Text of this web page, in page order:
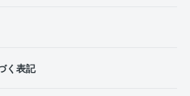
く表記